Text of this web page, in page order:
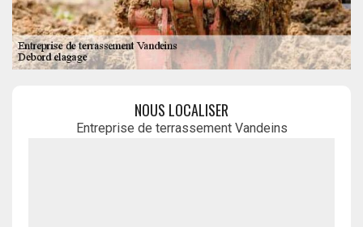
NOUS LOCALISER
Entreprise de terrassement Vandeins